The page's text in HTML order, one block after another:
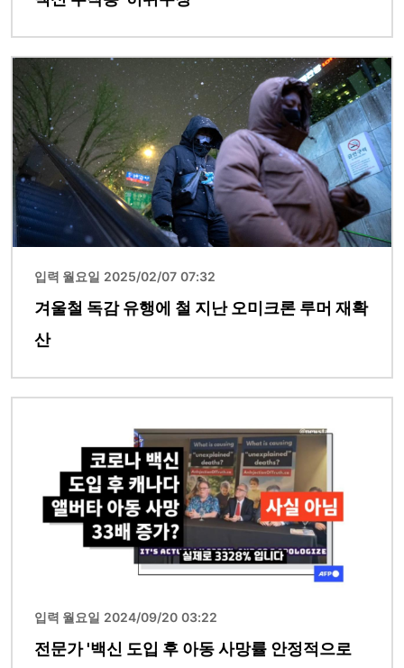
이미지
입력 월요일 2025/02/07 07:32
겨울철 독감 유행에 철 지난 오미크론 루머 재확
산
입력 월요일 2024/09/20 03:22
전문가 '백신 도입 후 아동 사망률 안정적으로